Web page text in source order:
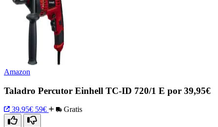
Amazon
Taladro Percutor Einhell TC-ID 720/1 E por 39,95€
39.95€ 59€ Gratis